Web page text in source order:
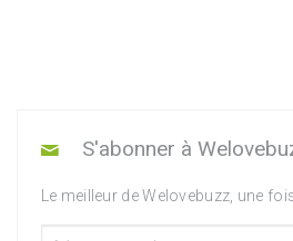
S'abonner à
Le meilleur de Welovebuzz, une